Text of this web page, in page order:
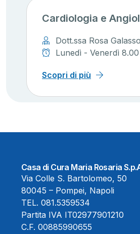
Cardiologia e
Dott.ssa Rosa Galasso
Lunedì - Venerdì
Scopri di più
Casa di Cura Maria Rosaria
Via Colle S. Bartolomeo, 50
80045 – Pompei, Napoli
TEL. 081.5359534
Partita IVA IT02977901210
C.F. 00885990655